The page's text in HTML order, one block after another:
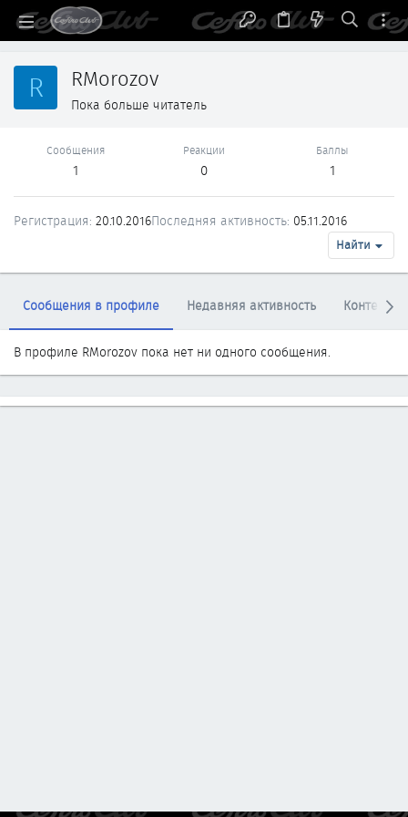
R RMorozov
Пока больше читатель
Сообщения
1
Реакции
0
Баллы
1
Регистрация 20.10.2016Последняя активность 05.11.2016
Найти
Сообщения в профиле Недавняя активность Контент
В профиле RMorozov пока нет ни одного сообщения.